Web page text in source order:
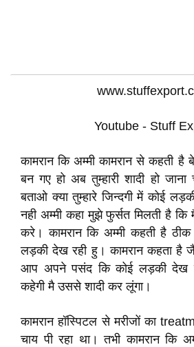
Youtube - Stuff
कामरान कि अम्मी कामरान से कहती है
बन गए हो अब तुम्हारी शादी हो
बताओ क्या तुम्हारे जिन्दगी में कोई
नही अम्मी कहा मुझे फुर्सत मिलती है
करे। कामरान कि अम्मी कहती है ठीक
लड़की देख रही हु। कामरान कहता है
आप अपने पसंद कि कोई लड़की देख
कहेगी मै उससे शादी कर लूंगा।
कामरान हॉस्पिटल से मरीजों का
चाय पी रहा था। तभी कामरान कि